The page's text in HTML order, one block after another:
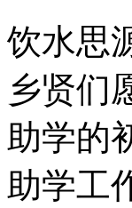
饮水思
乡贤们
助学的
助学工